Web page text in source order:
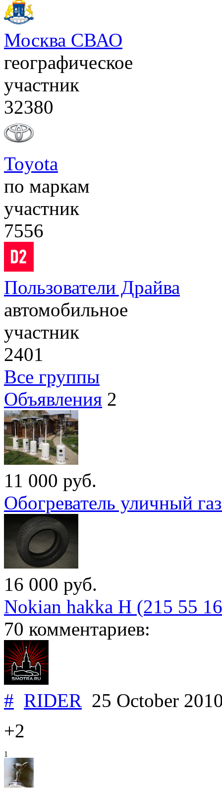
Москва СВАО
географическое
участник
32380
Toyota
по маркам
участник
7556
Пользователи Драйва
автомобильное
участник
2401
Все группы
Объявления 2
11 000 руб.
Обогреватель уличный
16 000 руб.
Nokian hakka H (215 55
70 комментариев:
# RIDER 25 October
+2
1